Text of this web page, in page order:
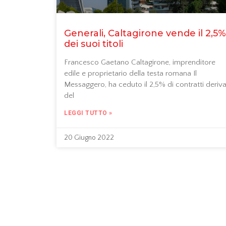
Generali, Caltagirone vende il 2,5%
dei suoi titoli
Francesco Gaetano Caltagirone, imprenditore
edile e proprietario della testa romana Il
Messaggero, ha ceduto il 2,5% di contratti
del
LEGGI TUTTO »
20 Giugno 2022